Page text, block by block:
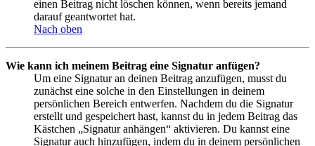
einen Beitrag nicht löschen können, wenn bereits jemand
darauf geantwortet hat.
Nach oben
Wie kann ich meinem Beitrag eine Signatur anfügen?
Um eine Signatur an deinen Beitrag anzufügen, musst du
zunächst eine solche in den Einstellungen in deinem
persönlichen Bereich entwerfen. Nachdem du die Signatur
erstellt und gespeichert hast, kannst du in jedem Beitrag das
Kästchen „Signatur anhängen“ aktivieren. Du kannst eine
Signatur auch hinzufügen, indem du in deinem persönlichen